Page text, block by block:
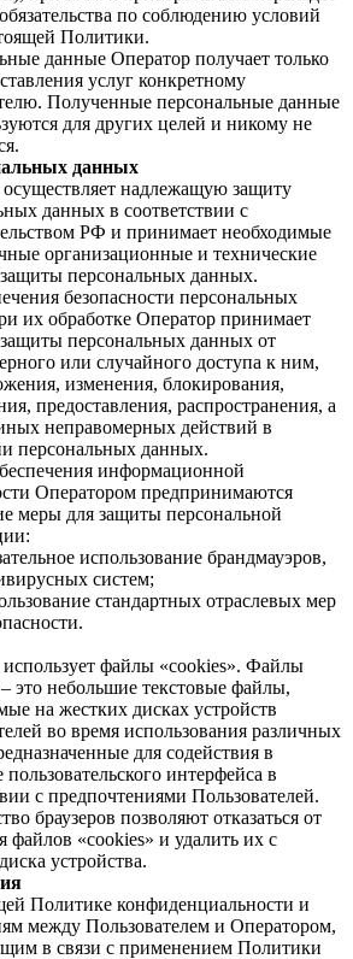
по соблюдению условий
Политики.
данные Оператор получает только
услуг конкретному
Полученные персональные данные
для других целей и никому не
данных
надлежащую защиту
данных в соответствии с
РФ и принимает необходимые
организационные и технические
персональных данных.
безопасности персональных
их обработке Оператор принимает
персональных данных от
или случайного доступа к ним,
изменения, блокирования,
предоставления, распространения, а
неправомерных действий в
персональных данных.
информационной
Оператором предпринимаются
меры для защиты персональной
использование брандмауэров,
систем;
стандартных отраслевых мер
файлы «cookies». Файлы
это небольшие текстовые файлы,
на жестких дисках устройств
во время использования различных
для содействия в
пользовательского интерфейса в
с предпочтениями Пользователей.
браузеров позволяют отказаться от
файлов «cookies» и удалить их с
устройства.
Политике конфиденциальности и
между Пользователем и Оператором,
в связи с применением Политики